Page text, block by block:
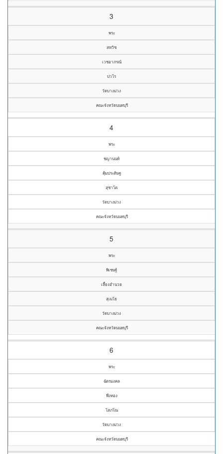
3
พระ
สหวิช
เวชอาภรณ์
ปวโร
วัดบางม่วง
คณะจังหวัดนนทบุรี
4
พระ
ชญานนท์
คุ้มประดิษฐ
สุชาโต
วัดบางม่วง
คณะจังหวัดนนทบุรี
5
พระ
พิเชษฐ์
เลี้ยงอำนวย
สุเมโธ
วัดบางม่วง
คณะจังหวัดนนทบุรี
6
พระ
ฉัตรมงคล
พึ่งทอง
โสภโณ
วัดบางม่วง
คณะจังหวัดนนทบุรี